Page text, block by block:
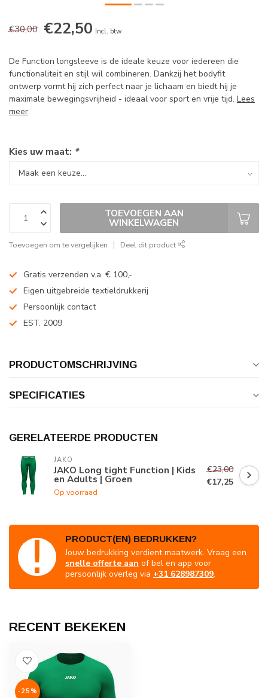
€30,00 €22,50 Incl. btw
De Function longsleeve is de ideale keuze voor iedereen die
functionaliteit en stijl wil combineren. Dankzij het bodyfit
ontwerp vormt hij zich perfect naar je lichaam en biedt hij je
maximale bewegingsvrijheid - ideaal voor sport en vrije tijd. Lees
meer.
Kies uw maat: *
TOEVOEGEN AAN
WINKELWAGEN
Toevoegen om te vergelijken Deel dit product
Gratis verzenden v.a. € 100,-
Eigen uitgebreide textieldrukkerij
Persoonlijk contact
EST. 2009
PRODUCTOMSCHRIJVING
SPECIFICATIES
GERELATEERDE PRODUCTEN
JAKO
JAKO Long tight Function | Kids
en Adults | Groen
Op voorraad
€23,00
€17,25
PRODUCT(EN) BEDRUKKEN?
Jouw bedrukking verdient maatwerk. Vraag een
snelle offerte aan of bel en app voor
persoonlijk overleg via +31 628987309.
RECENT BEKEKEN
-25%